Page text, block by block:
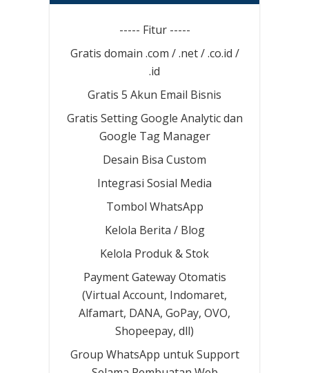
----- Fitur -----
Gratis domain .com / .net / .co.id /
.id
Gratis 5 Akun Email Bisnis
Gratis Setting Google Analytic dan
Google Tag Manager
Desain Bisa Custom
Integrasi Sosial Media
Tombol WhatsApp
Kelola Berita / Blog
Kelola Produk & Stok
Payment Gateway Otomatis
(Virtual Account, Indomaret,
Alfamart, DANA, GoPay, OVO,
Shopeepay, dll)
Group WhatsApp untuk Support